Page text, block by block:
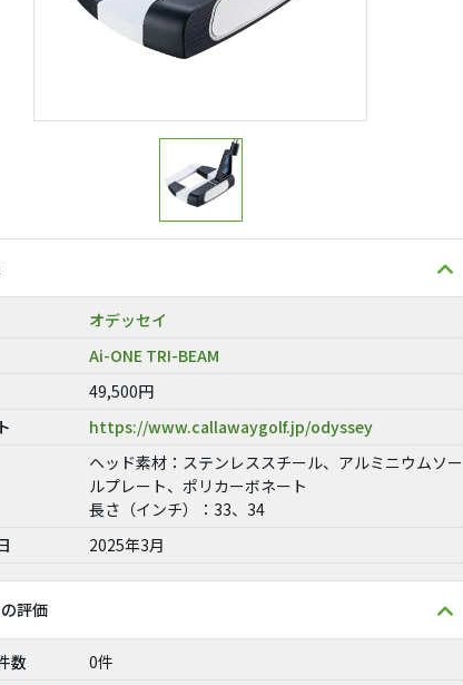
オデッセイ
Ai-ONE TRI-BEAM
49,500円
https://www.callawaygolf.jp/odyssey
ヘッド素材：ステンレススチール、アルミニウムソー
ルプレート、ポリカーボネート
長さ（インチ）：33、34
2025年3月
評価
数
0件